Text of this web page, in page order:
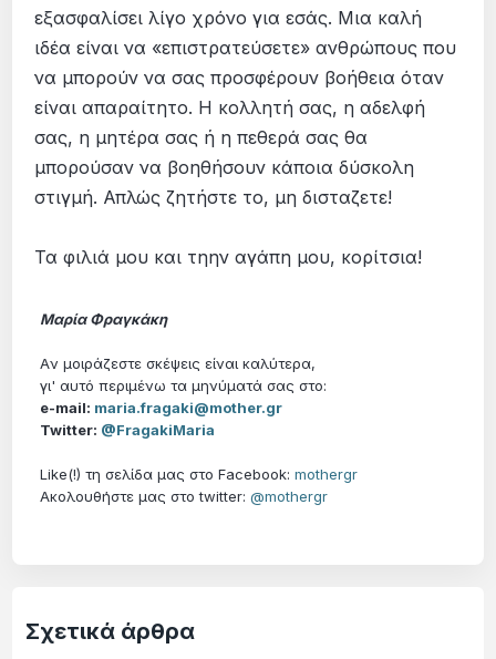
εξασφαλίσει λίγο χρόνο για εσάς. Μια καλή
ιδέα είναι να «επιστρατεύσετε» ανθρώπους που
να μπορούν να σας προσφέρουν βοήθεια όταν
είναι απαραίτητο. Η κολλητή σας, η αδελφή
σας, η μητέρα σας ή η πεθερά σας θα
μπορούσαν να βοηθήσουν κάποια δύσκολη
στιγμή. Απλώς ζητήστε το, μη δισταζετε!
Τα φιλιά μου και τηην αγάπη μου, κορίτσια!
Μαρία Φραγκάκη
Aν μοιράζεστε σκέψεις είναι καλύτερα,
γι' αυτό περιμένω τα μηνύματά σας στο:
e-mail: maria.fragaki@mother.gr
Twitter: @FragakiMaria
Like(!) τη σελίδα μας στο Facebook:mothergr
Ακολουθήστε μας στο twitter:@mothergr
Σχετικά άρθρα